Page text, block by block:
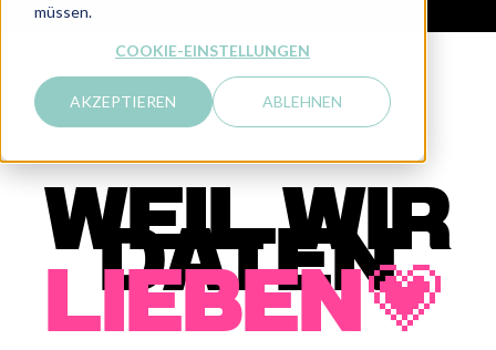
müssen.
COOKIE-EINSTELLUNGEN
AKZEPTIEREN ABLEHNEN
WEIL WIR
DATEN
LIEBEN💗